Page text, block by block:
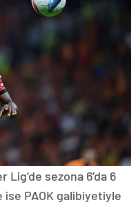
sezona 6’da 6
ise PAOK galibiyetiyle